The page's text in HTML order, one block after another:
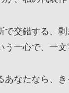
交錯する、剥
う一心で、一
なたなら、き